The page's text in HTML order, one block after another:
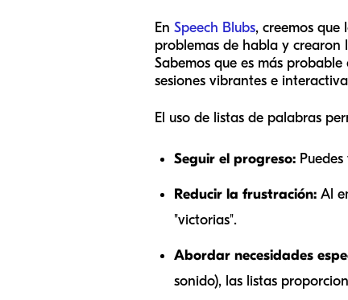
En Speech Blubs, creemos que
problemas de habla y crearon
Sabemos que es más
sesiones vibrantes e
El uso de listas de palabras
Seguir el progreso:
Reducir la frustración: Al
"victorias".
Abordar necesidades
sonido), las listas